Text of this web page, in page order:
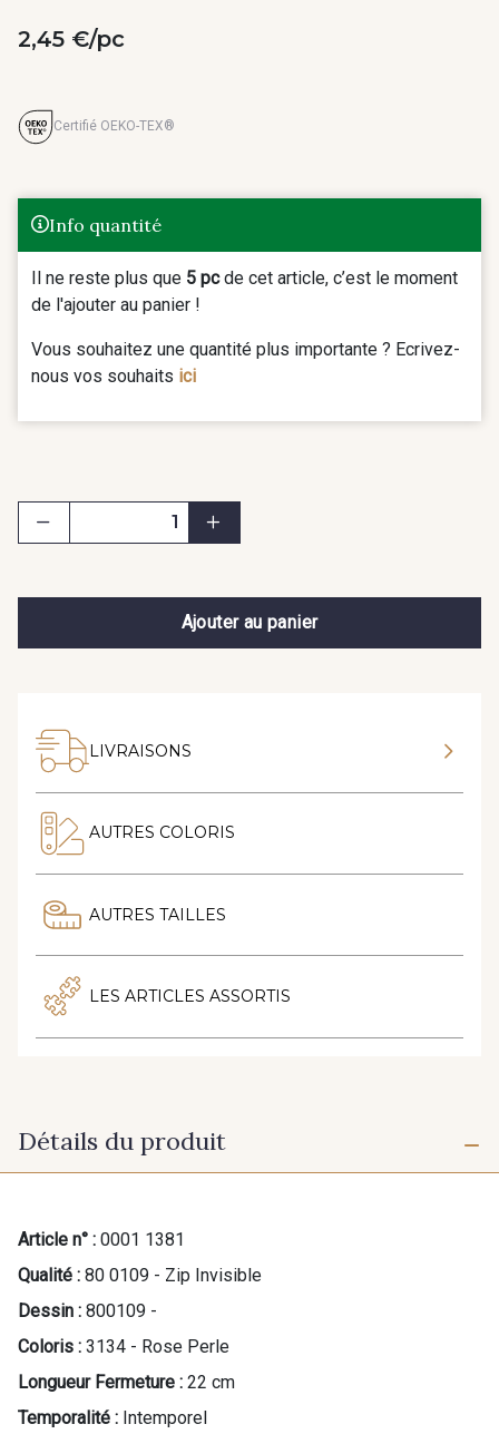
2,45 €/pc
Certifié OEKO-TEX®
Info quantité
Il ne reste plus que 5 pcde cet article, c’est le moment
de l'ajouter au panier !
Vous souhaitez une quantité plus importante ? Ecrivez-
nous vos souhaits ici
Ajouter au panier
LIVRAISONS
AUTRES COLORIS
AUTRES TAILLES
LES ARTICLES ASSORTIS
Détails du produit
Article n° : 0001 1381
Qualité : 80 0109 - Zip Invisible
Dessin : 800109 -
Coloris : 3134 - Rose Perle
Longueur Fermeture : 22 cm
Temporalité : Intemporel